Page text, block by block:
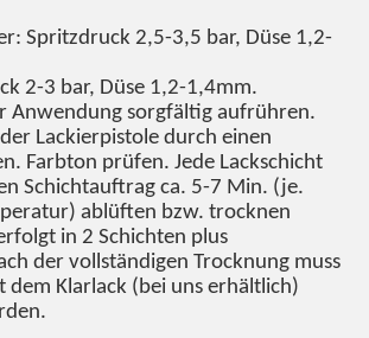
Spritzdruck 2,5-3,5 bar, Düse 1,2-
2-3 bar, Düse 1,2-1,4mm.
Anwendung sorgfältig aufrühren.
Lackierpistole durch einen
Farbton prüfen. Jede Lackschicht
Schichtauftrag ca. 5-7 Min. (je.
ablüften bzw. trocknen
in 2 Schichten plus
der vollständigen Trocknung muss
dem Klarlack (bei uns erhältlich)